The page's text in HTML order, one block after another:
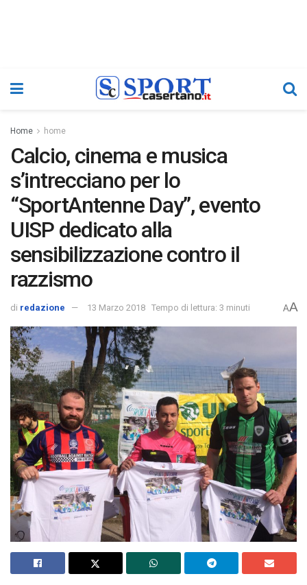
Home home
Calcio, cinema e musica
s’intrecciano per lo
“SportAntenne Day”, evento
UISP dedicato alla
sensibilizzazione contro il
razzismo
di redazione 13 Marzo 2018 Tempo di lettura: 3 minuti AA